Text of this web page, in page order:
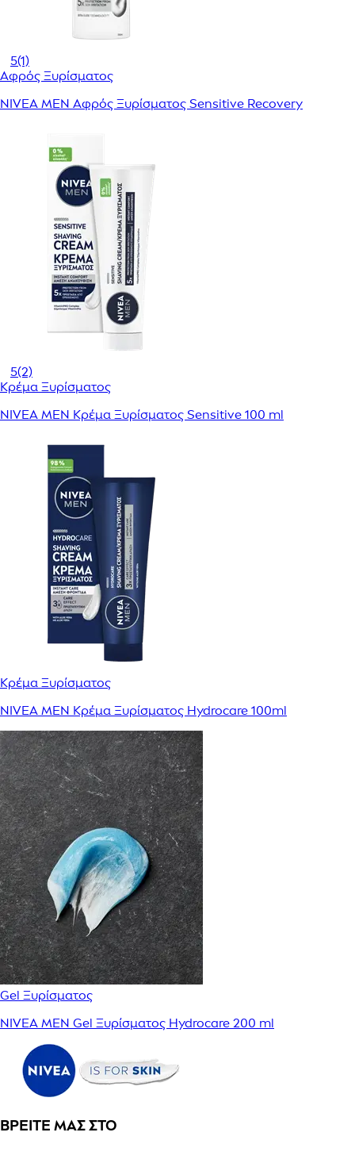
5(1)
Αφρός Ξυρίσματος
NIVEA MEN Αφρός Ξυρίσματος Sensitive Recovery
5(2)
Κρέμα Ξυρίσματος
NIVEA MEN Κρέμα Ξυρίσματος Sensitive 100 ml
Κρέμα Ξυρίσματος
NIVEA MEN Κρέμα Ξυρίσματος Hydrocare 100ml
Gel Ξυρίσματος
NIVEA MEN Gel Ξυρίσματος Hydrocare 200 ml
ΒΡΕΊΤΕ ΜΑΣ ΣΤΟ